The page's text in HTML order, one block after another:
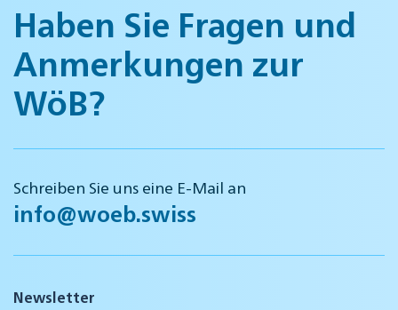
Haben Sie Fragen und
Anmerkungen zur
WöB?
Schreiben Sie uns eine E-Mail an
info@woeb.swiss
Newsletter